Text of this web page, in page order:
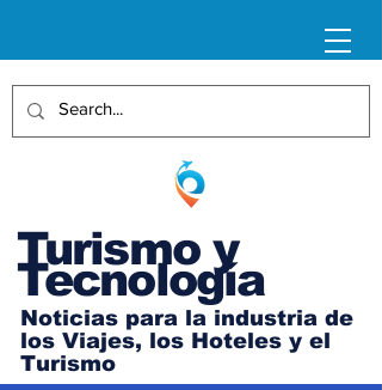
Turismo y
Tecnología
Noticias para la industria de
los Viajes, los Hoteles y el
Turismo